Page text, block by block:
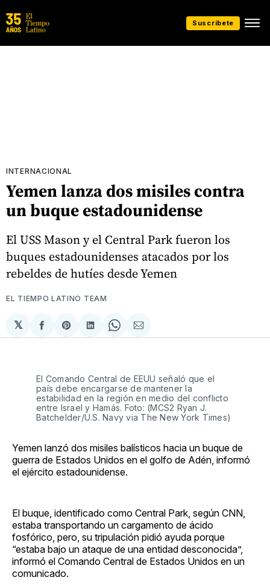
Suscríbete
INTERNACIONAL
Yemen lanza dos misiles contra
un buque estadounidense
El USS Mason y el Central Park fueron los
buques estadounidenses atacados por los
rebeldes de hutíes desde Yemen
EL TIEMPO LATINO TEAM
𝕏
Compartir
en
Share
on
Compartir
en
Share
on
Compartir
via
El Comando Central de EEUU señaló que el
país debe encargarse de mantener la
estabilidad en la región en medio del conflicto
entre Israel y Hamás. Foto: (MCS2 Ryan J.
Batchelder/U.S. Navy via The New York Times)
Yemen lanzó dos misiles balísticos hacia un buque de
guerra de Estados Unidos en el golfo de Adén, informó
el ejército estadounidense.
El buque, identificado como Central Park, según CNN,
estaba transportando un cargamento de ácido
fosfórico, pero, su tripulación pidió ayuda porque
“estaba bajo un ataque de una entidad desconocida”,
informó el Comando Central de Estados Unidos en un
comunicado.